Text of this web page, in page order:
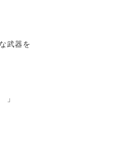
武器を